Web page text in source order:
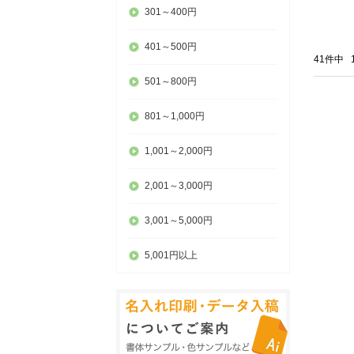
301～400円
401～500円
501～800円
801～1,000円
1,001～2,000円
2,001～3,000円
3,001～5,000円
5,001円以上
41件中